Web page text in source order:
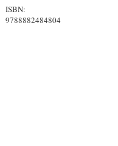
ISBN:
9788882484804